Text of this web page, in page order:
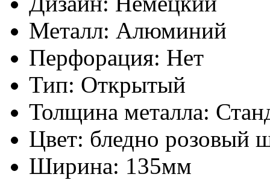
Металл: Алюминий
Перфорация: Нет
Тип: Открытый
Толщина металла:
Цвет: бледно розовый
Ширина: 135мм